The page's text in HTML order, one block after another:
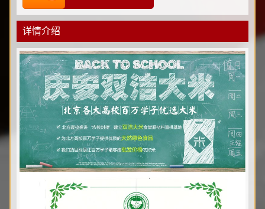
详情介绍